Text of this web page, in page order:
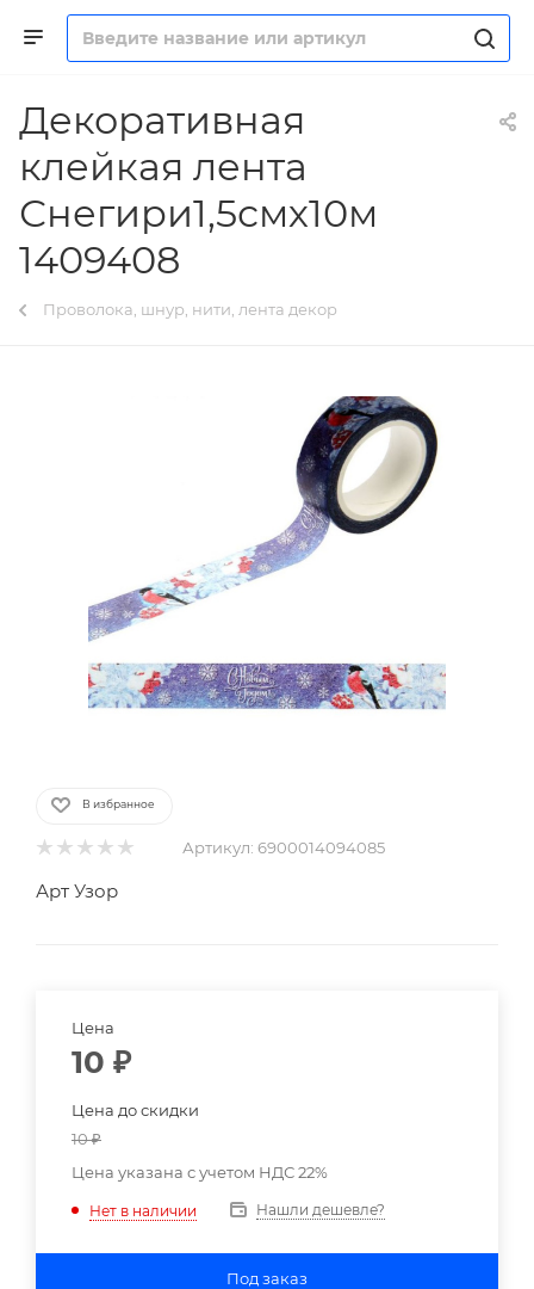
Декоративная
клейкая лента
Снегири1,5смх10м
1409408
Проволока, шнур, нити, лента декор
В избранное
Артикул: 6900014094085
Арт Узор
Цена
10 ₽
Цена до скидки
10₽
Цена указана с учетом НДС 22%
Нет в наличии Нашли дешевле?
Под заказ